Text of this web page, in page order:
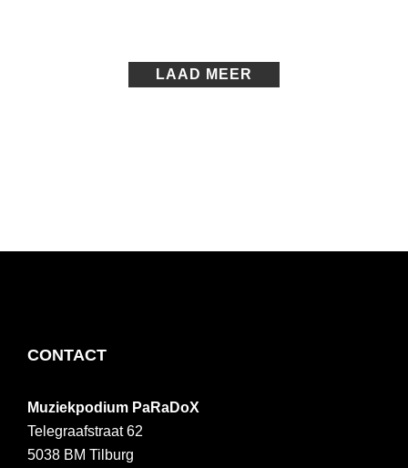
LAAD MEER
FOOTER
CONTACT
Muziekpodium PaRaDoX
Telegraafstraat 62
5038 BM Tilburg